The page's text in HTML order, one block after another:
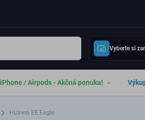
Vyberte si
iPhone / Airpods - Akčná ponuka!
Huawei EE Eagle